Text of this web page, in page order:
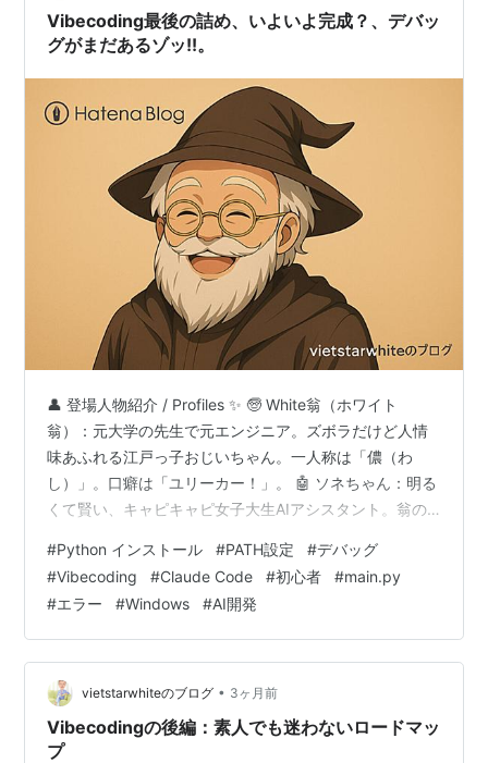
Claude Code でAIを使わずに実装したパターン…
Vibecoding最後の詰め、いよいよ完成？、デバッ
グがまだあるゾッ!!。
👤 登場人物紹介 / Profiles ✨ 🧓 White翁（ホワイト
翁）：元大学の先生で元エンジニア。ズボラだけど人情
味あふれる江戸っ子おじいちゃん。一人称は「儂（わ
し）」。口癖は「ユリーカー！」。 🤖 ソネちゃん：明る
くて賢い、キャピキャピ女子大生AIアシスタント。翁の
Okina): A former university professor and engineer. A
laid-back but warm-hearted Edo-dialect old timer.
Refers to himself a…
#Python インストール #PATH設定 #デバッグ
#Vibecoding #Claude Code #初心者 #main.py
#エラー #Windows #AI開発
vietstarwhiteのブログ • 3ヶ月前
Vibecodingの後編：素人でも迷わないロードマッ
プ